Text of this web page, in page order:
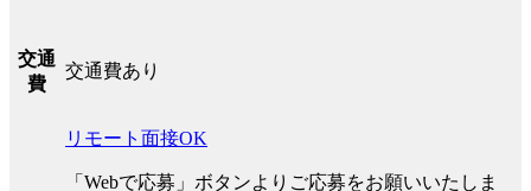
交通
費
交通費あり
リモート面接OK
「Webで応募」ボタンよりご応募をお願いいたしま